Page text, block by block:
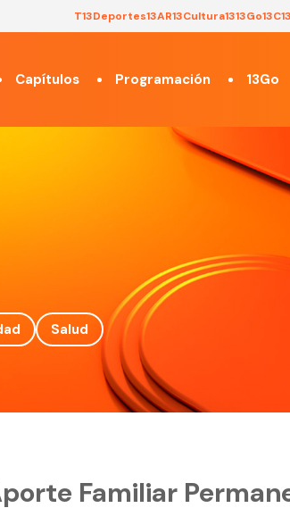
T13Deportes13AR13Cultura1313Go13C
Capítulos Programación 13Go
Salud
Familiar